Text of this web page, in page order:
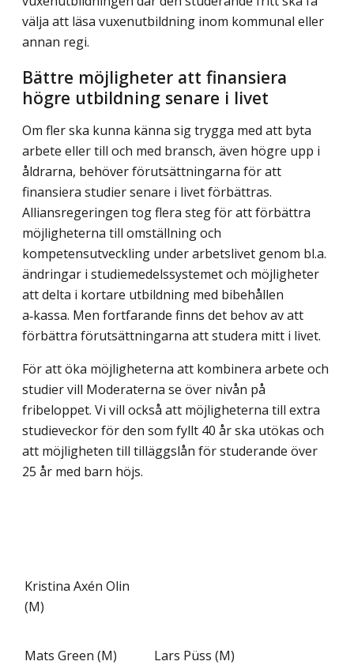
välja att läsa vuxenutbildning inom kommunal eller
annan regi.
Bättre möjligheter att finansiera
högre utbildning senare i livet
Om fler ska kunna känna sig trygga med att byta
arbete eller till och med bransch, även högre upp i
åldrarna, behöver förutsättningarna för att
finansiera studier senare i livet förbättras.
Alliansregeringen tog flera steg för att förbättra
möjligheterna till omställ­ning och
kompetensutveckling under arbetslivet genom bl.a.
ändringar i studiemedels­systemet och möjligheter
att delta i kortare utbildning med bibehållen
a‑kassa. Men fortfarande finns det behov av att
förbättra förutsättningarna att studera mitt i livet.
För att öka möjligheterna att kombinera arbete och
studier vill Moderaterna se över nivån på
fribeloppet. Vi vill också att möjligheterna till extra
studieveckor för den som fyllt 40 år ska utökas och
att möjligheten till tilläggslån för studerande över
25 år med barn höjs.
Kristina Axén Olin
(M)
Mats Green (M) Lars Püss (M)